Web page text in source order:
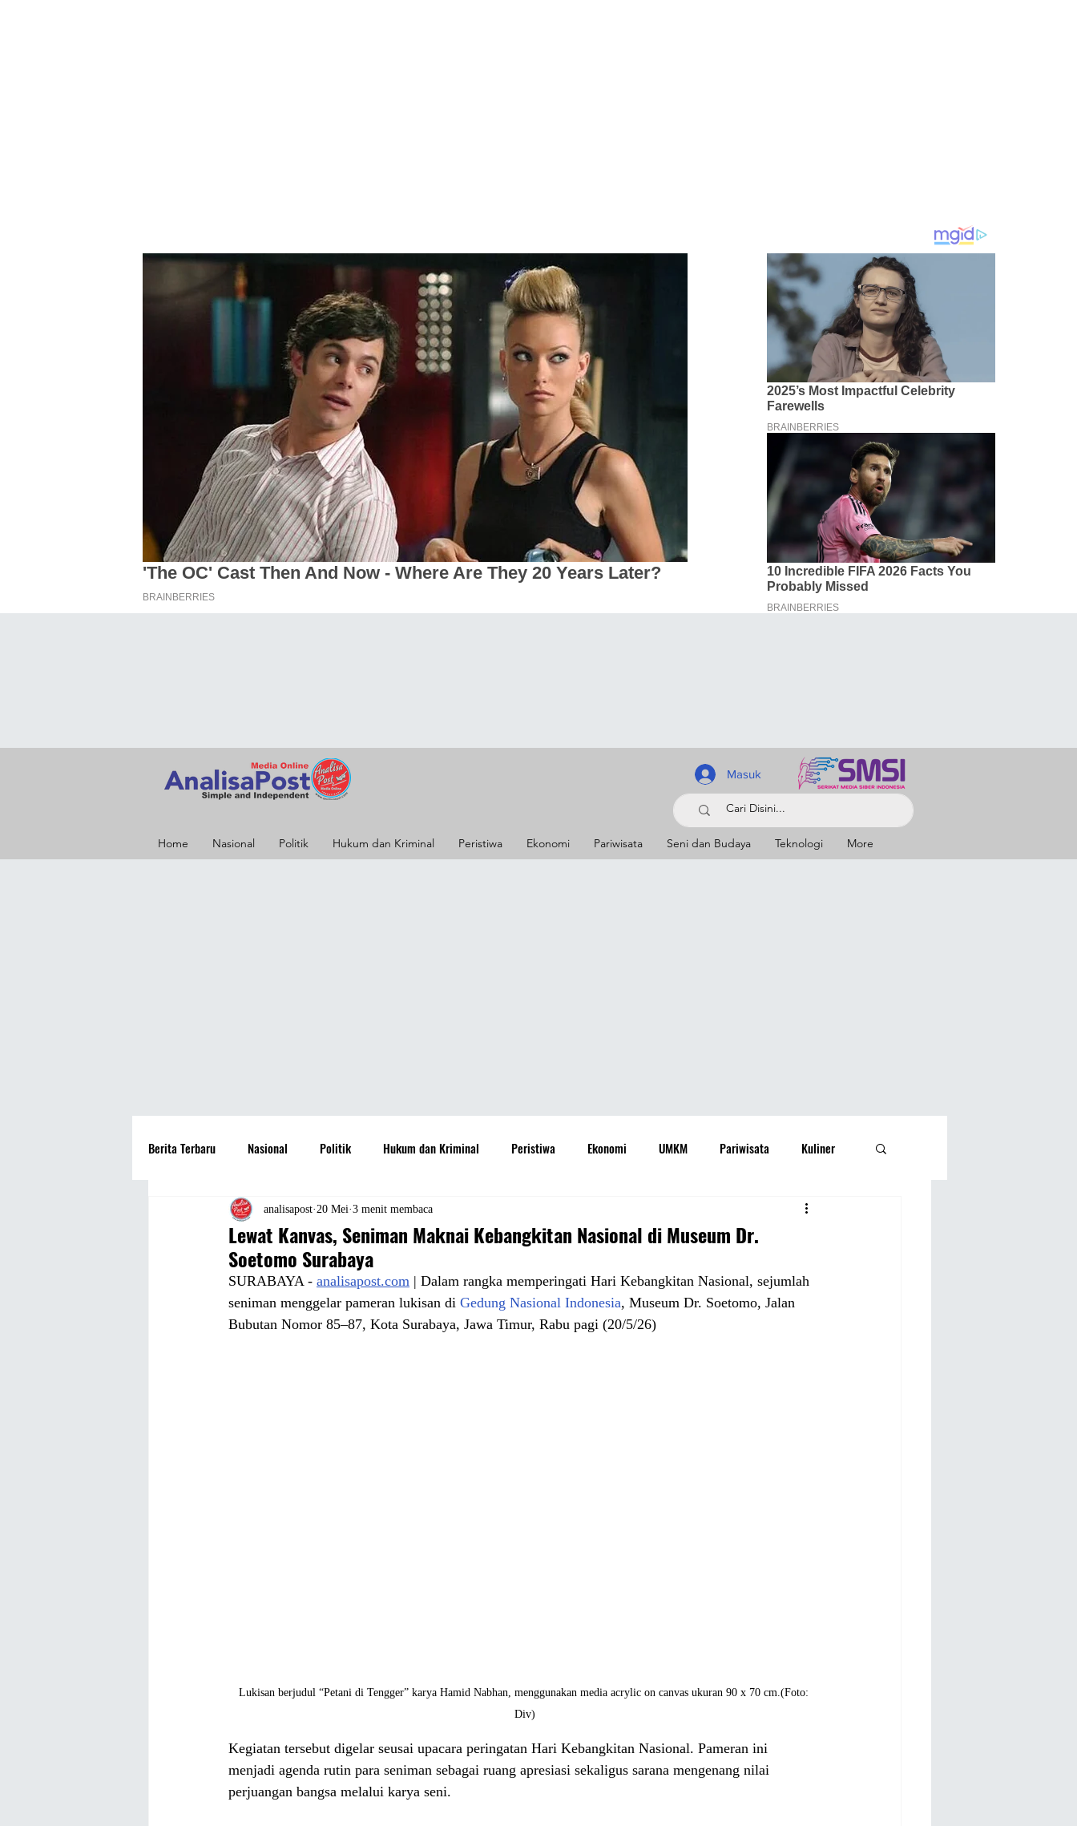
Masuk
Home Nasional Politik Hukum dan Kriminal Peristiwa Ekonomi Pariwisata Seni dan Budaya Teknologi More
Berita Terbaru Nasional Politik Hukum dan Kriminal Peristiwa Ekonomi UMKM Pariwisata Kuliner
Travel Seni dan Budaya Sastra Lifestyle
Film Hiburan Properti Informasi Ramalan Bintang Opini Aspirasi Rakyat Olahraga
Lewat Kanvas, Seniman Maknai Kebangkitan Nasional di Museum Dr.
Soetomo Surabaya
analisapost 20 Mei 3 menit membaca
SURABAYA - analisapost.com | Dalam rangka memperingati Hari Kebangkitan Nasional, sejumlah
seniman menggelar pameran lukisan di Gedung Nasional Indonesia, Museum Dr. Soetomo, Jalan
Bubutan Nomor 85–87, Kota Surabaya, Jawa Timur, Rabu pagi (20/5/26)
Lukisan berjudul “Petani di Tengger” karya Hamid Nabhan, menggunakan media acrylic on canvas ukuran 90 x 70 cm.(Foto:
Div)
Kegiatan tersebut digelar seusai upacara peringatan Hari Kebangkitan Nasional. Pameran ini
menjadi agenda rutin para seniman sebagai ruang apresiasi sekaligus sarana mengenang nilai
perjuangan bangsa melalui karya seni.